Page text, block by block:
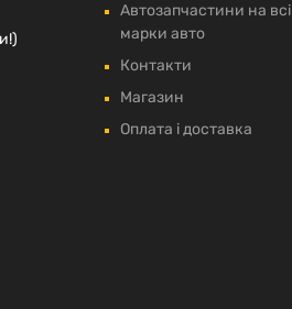
Автозапчастини на всі
марки авто
Контакти
Магазин
Оплата і доставка